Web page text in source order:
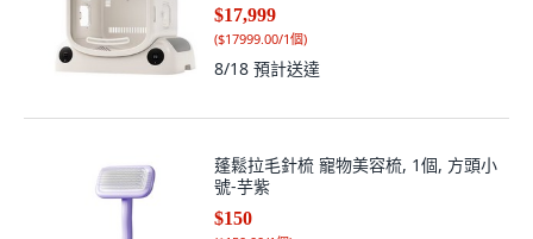
$17,999
($17999.00/1個)
8/18 預計送達
蓬鬆拉毛針梳 寵物美容梳, 1個, 方頭小
號-芋紫
$150